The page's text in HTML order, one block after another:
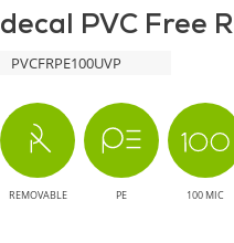
decal PVC Free
PVCFRPE100UVP
REMOVABLE PE 100 MIC